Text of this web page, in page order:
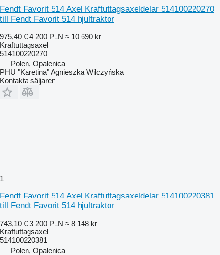
Fendt Favorit 514 Axel Kraftuttagsaxeldelar 514100220270
till Fendt Favorit 514 hjultraktor
975,40 € 4 200 PLN ≈ 10 690 kr
Kraftuttagsaxel
514100220270
Polen, Opalenica
PHU "Karetina" Agnieszka Wilczyńska
Kontakta säljaren
1
Fendt Favorit 514 Axel Kraftuttagsaxeldelar 514100220381
till Fendt Favorit 514 hjultraktor
743,10 € 3 200 PLN ≈ 8 148 kr
Kraftuttagsaxel
514100220381
Polen, Opalenica